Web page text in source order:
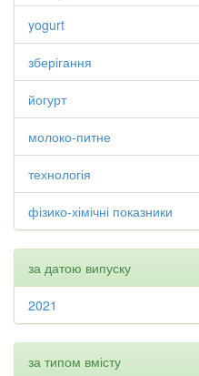
yogurt
зберігання
йогурт
молоко-питне
технологія
фізико-хімічні показники
за датою випуску
2021
за типом вмісту